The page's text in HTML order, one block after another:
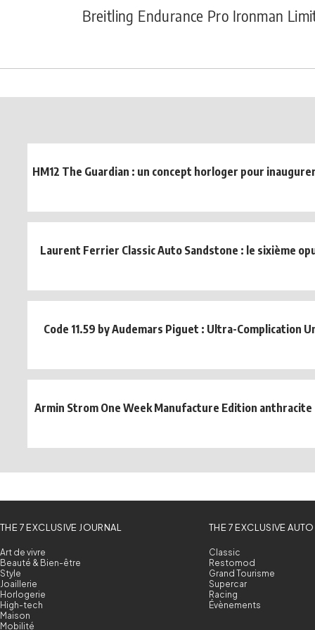
Breitling Endurance Pro Ironman
HM12 The Guardian : un concept horloger pour
Laurent Ferrier Classic Auto Sandstone : le sixième
Code 11.59 by Audemars Piguet : Ultra-Complication
Armin Strom One Week Manufacture Edition
THE 7 EXCLUSIVE JOURNAL
Art de vivre
Beauté & Bien-être
Style
Joaillerie
Horlogerie
High-tech
Maison
Mobilité
THE 7 EXCLUSIVE AUTO
Classic
Restomod
Grand Tourisme
Supercar
Racing
Évènements